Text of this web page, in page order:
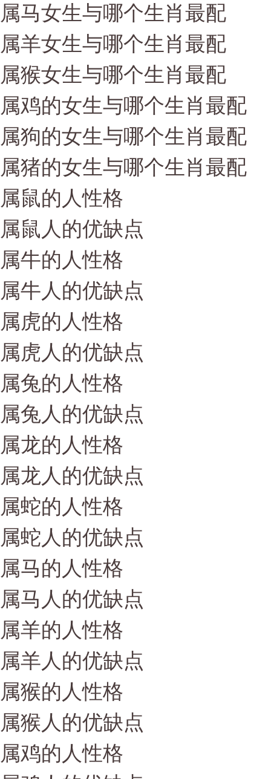
属马女生与哪个生肖最配
属羊女生与哪个生肖最配
属猴女生与哪个生肖最配
属鸡的女生与哪个生肖最配
属狗的女生与哪个生肖最配
属猪的女生与哪个生肖最配
属鼠的人性格
属鼠人的优缺点
属牛的人性格
属牛人的优缺点
属虎的人性格
属虎人的优缺点
属兔的人性格
属兔人的优缺点
属龙的人性格
属龙人的优缺点
属蛇的人性格
属蛇人的优缺点
属马的人性格
属马人的优缺点
属羊的人性格
属羊人的优缺点
属猴的人性格
属猴人的优缺点
属鸡的人性格